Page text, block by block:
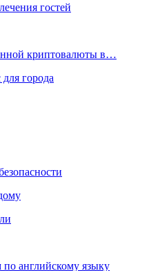
гостей
криптовалюты в…
города
английскому языку